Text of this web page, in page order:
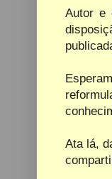
Autor e
Ata lá,